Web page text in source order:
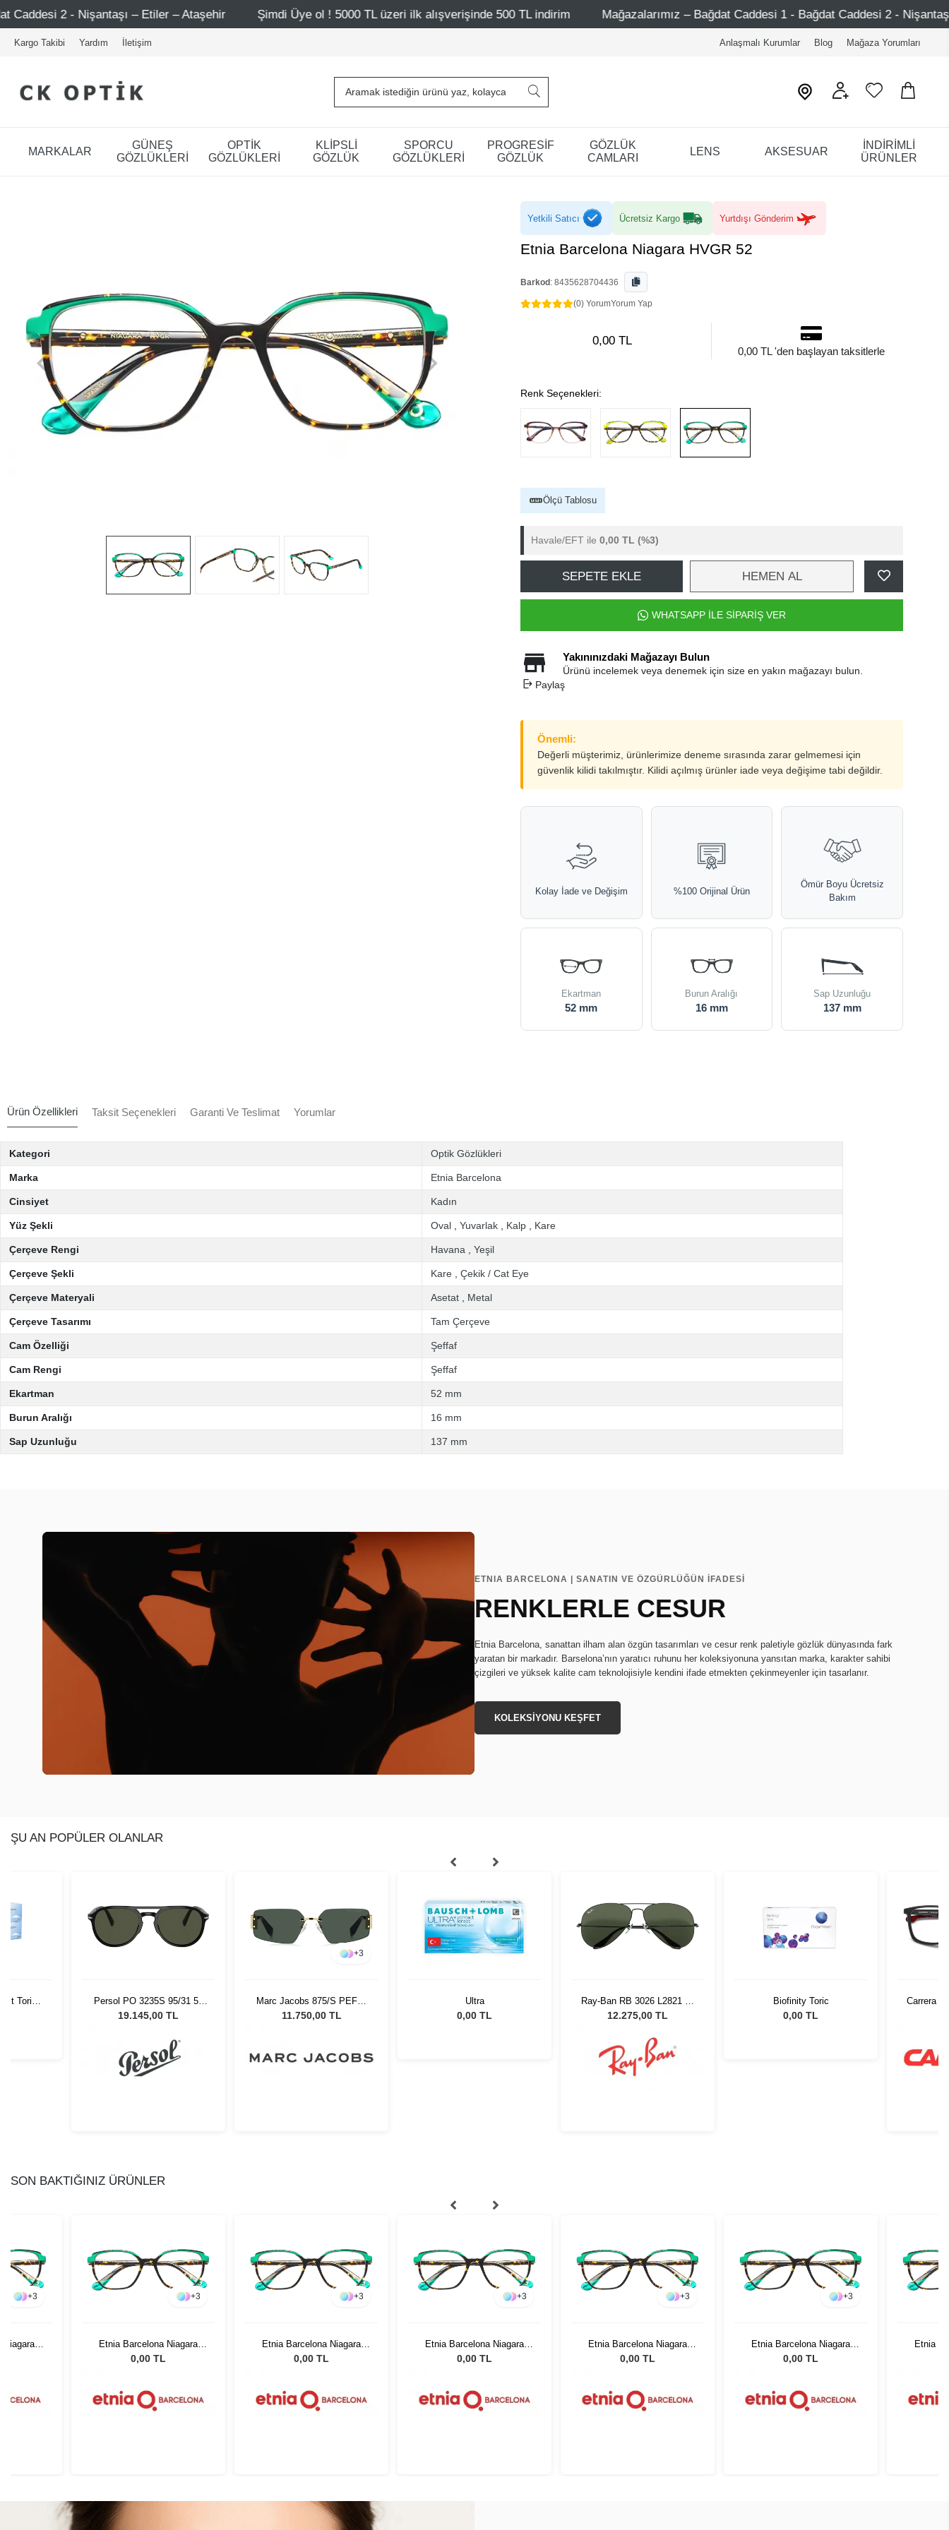
– Etiler – Ataşehir Şimdi Üye ol ! 5000 TL üzeri ilk alışverişinde 500 TL indirim Mağazalarımız – Bağdat Caddesi 1 - Bağdat Caddesi 2 - Nişantaşı – Etiler – Ataşehir
Kargo Takibi Yardım İletişim Anlaşmalı Kurumlar Blog Mağaza Yorumları
MARKALAR
GÜNEŞ
GÖZLÜKLERİ
OPTİK
GÖZLÜKLERİ
KLİPSLİ
GÖZLÜK
SPORCU
GÖZLÜKLERİ
PROGRESİF
GÖZLÜK
GÖZLÜK
CAMLARI
LENS AKSESUAR
İNDİRİMLİ
ÜRÜNLER
Yetkili Satıcı Ücretsiz Kargo Yurtdışı Gönderim
Etnia Barcelona Niagara HVGR 52
Barkod : 8435628704436
(0) YorumYorum Yap
0,00 TL
0,00 TL 'den başlayan taksitlerle
Renk Seçenekleri:
Ölçü Tablosu
Havale/EFT ile 0,00 TL (%3)
SEPETE EKLE HEMEN AL
WHATSAPP İLE SİPARİŞ VER
Yakınınızdaki Mağazayı Bulun
Ürünü incelemek veya denemek için size en yakın mağazayı bulun.
Paylaş
Önemli:
Değerli müşterimiz, ürünlerimize deneme sırasında zarar gelmemesi için
güvenlik kilidi takılmıştır. Kilidi açılmış ürünler iade veya değişime tabi değildir.
Kolay İade ve Değişim %100 Orijinal Ürün
Ömür Boyu Ücretsiz
Bakım
Ekartman
52 mm
Burun Aralığı
16 mm
Sap Uzunluğu
137 mm
Ürün Özellikleri Taksit Seçenekleri Garanti Ve Teslimat Yorumlar
Kategori Optik Gözlükleri
Marka Etnia Barcelona
Cinsiyet Kadın
Yüz Şekli Oval Yuvarlak Kalp Kare
Çerçeve Rengi Havana Yeşil
Çerçeve Şekli Kare Çekik / Cat Eye
Çerçeve Materyali Asetat Metal
Çerçeve Tasarımı Tam Çerçeve
Cam Özelliği Şeffaf
Cam Rengi Şeffaf
Ekartman 52 mm
Burun Aralığı 16 mm
Sap Uzunluğu 137 mm
ETNIA BARCELONA | SANATIN VE ÖZGÜRLÜĞÜN İFADESİ
RENKLERLE CESUR
Etnia Barcelona, sanattan ilham alan özgün tasarımları ve cesur renk paletiyle gözlük dünyasında fark
yaratan bir markadır. Barselona’nın yaratıcı ruhunu her koleksiyonuna yansıtan marka, karakter sahibi
çizgileri ve yüksek kalite cam teknolojisiyle kendini ifade etmekten çekinmeyenler için tasarlanır.
KOLEKSİYONU KEŞFET
ŞU AN POPÜLER OLANLAR
Toric
Persol PO 3235S 95/31 55
Unisex Güneş Gözlüğü
19.145,00 TL
+3
Marc Jacobs 875/S PEF59
Kadın Güneş Gözlüğü
11.750,00 TL
Ultra
0,00 TL
Ray-Ban RB 3026 L2821 62
Unisex Güneş Gözlüğü
12.275,00 TL
Biofinity Toric
0,00 TL
Carrera
SON BAKTIĞINIZ ÜRÜNLER
+3
Niagara
+3
Etnia Barcelona Niagara
HVGR 52
0,00 TL
+3
Etnia Barcelona Niagara
HVGR 52
0,00 TL
+3
Etnia Barcelona Niagara
HVGR 52
0,00 TL
+3
Etnia Barcelona Niagara
HVGR 52
0,00 TL
+3
Etnia Barcelona Niagara
HVGR 52
0,00 TL
Etnia